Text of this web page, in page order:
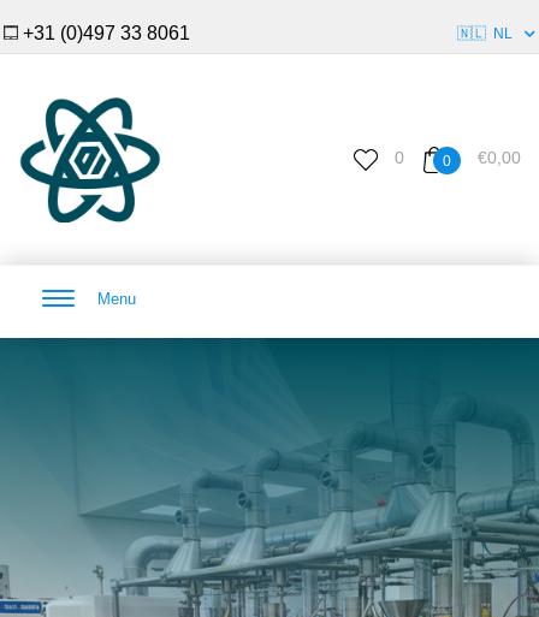
+31 (0)497 33 8061 🇳🇱 NL
0 0 €0,00
Menu